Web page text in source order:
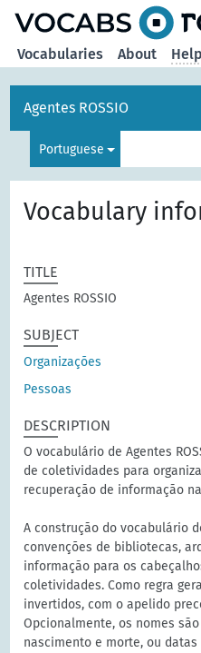
Vocabularies About Help
Agentes ROSSIO
Portuguese
Vocabulary
TITLE
Agentes ROSSIO
SUBJECT
Organizações
Pessoas
DESCRIPTION
O vocabulário de Agentes
de coletividades para
recuperação de informação
A construção do vocabulário
convenções de bibliotecas,
informação para os
coletividades. Como regra
invertidos, com o apelido
Opcionalmente, os nomes
nascimento e morte, ou